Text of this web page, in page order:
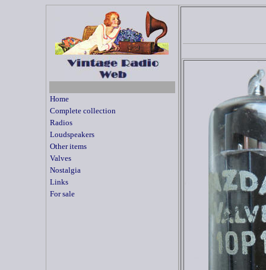
Home
Complete collection
Radios
Loudspeakers
Other items
Valves
Nostalgia
Links
For sale